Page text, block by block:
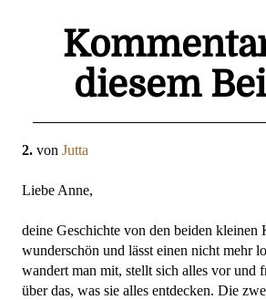
diesem
2. von Jutta
Liebe Anne,
deine Geschichte von den beiden kleinen
wunderschön und lässt einen nicht mehr
wandert man mit, stellt sich alles vor und
über das, was sie alles entdecken. Die